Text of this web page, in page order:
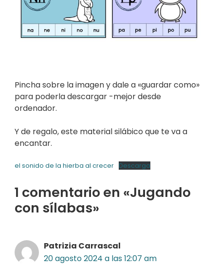
Pincha sobre la imagen y dale a «guardar como»
para poderla descargar -mejor desde
ordenador.
Y de regalo, este material silábico que te va a
encantar.
el sonido de la hierba al crecer Descarga
1 comentario en «Jugando
con sílabas»
Patrizia Carrascal
20 agosto 2024 a las 12:07 am